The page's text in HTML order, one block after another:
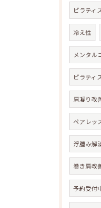
ピラテ
冷え性
メンタル
ピラティ
肩凝り改
ペアレッ
浮腫み解
巻き肩改
予約受付